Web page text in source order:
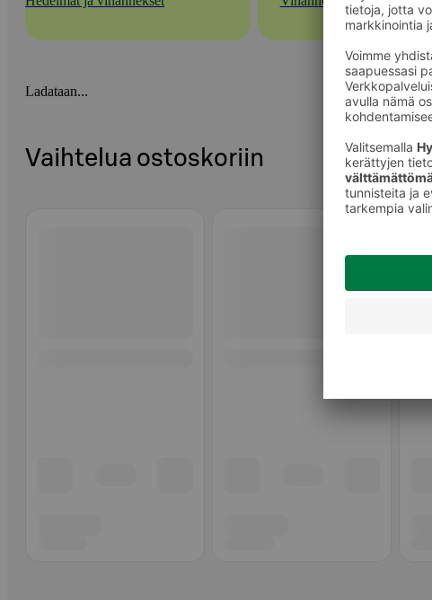
Ladataan...
Vaihtelua ostoskoriin